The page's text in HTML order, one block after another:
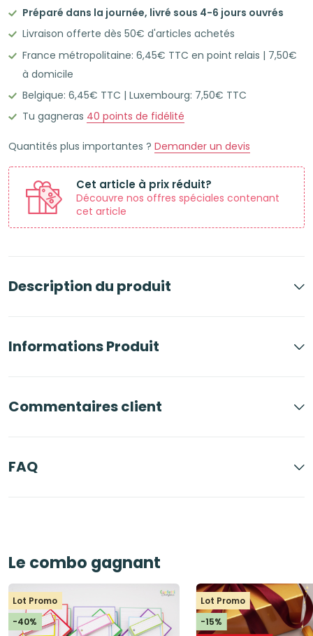
50
Flashcards
Leitner
lignées
cadre
bistrot
Préparé dans la journée, livré sous 4-6 jours ouvrés
Livraison offerte dès 50€ d'articles achetés
France métropolitaine: 6,45€ TTC en point relais | 7,50€
à domicile
Belgique: 6,45€ TTC | Luxembourg: 7,50€ TTC
Tu gagneras 40 points de fidélité
Quantités plus importantes ? Demander un devis
Cet article à prix réduit?
Découvre nos offres spéciales contenant
cet article
Description du produit
Informations Produit
Commentaires client
FAQ
Le combo gagnant
Lot Promo
-40%
Lot Promo
-15%